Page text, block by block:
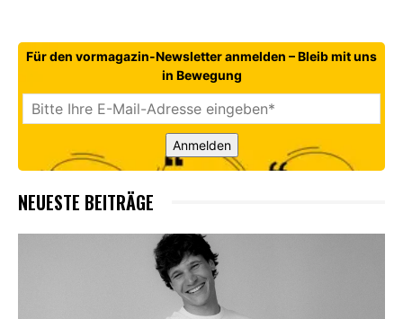
Für den vormagazin-Newsletter anmelden – Bleib mit uns
in Bewegung
Anmelden
NEUESTE BEITRÄGE